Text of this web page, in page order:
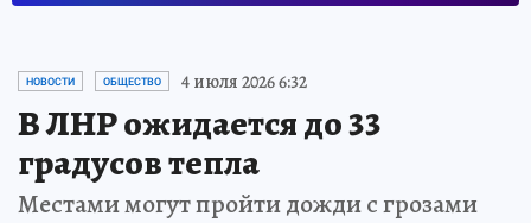
НОВОСТИ ОБЩЕСТВО 4 июля 2026 6:32
В ЛНР ожидается до 33
градусов тепла
Местами могут пройти дожди с грозами